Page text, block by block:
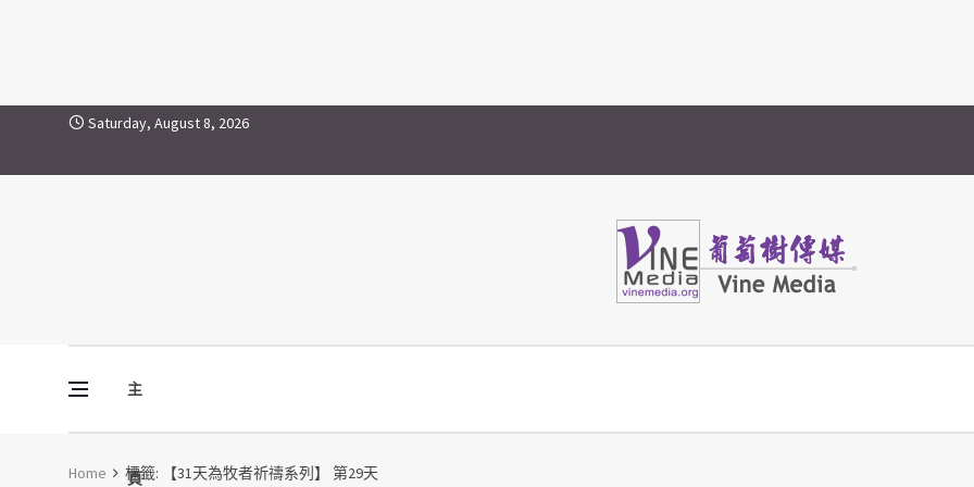
Skip to content
【31天為牧者祈禱系列】 第29天
Saturday, August 8, 2026
主
頁
Vine Media
葡萄樹傳媒
Home 標籤: 【31天為牧者祈禱系列】 第29天